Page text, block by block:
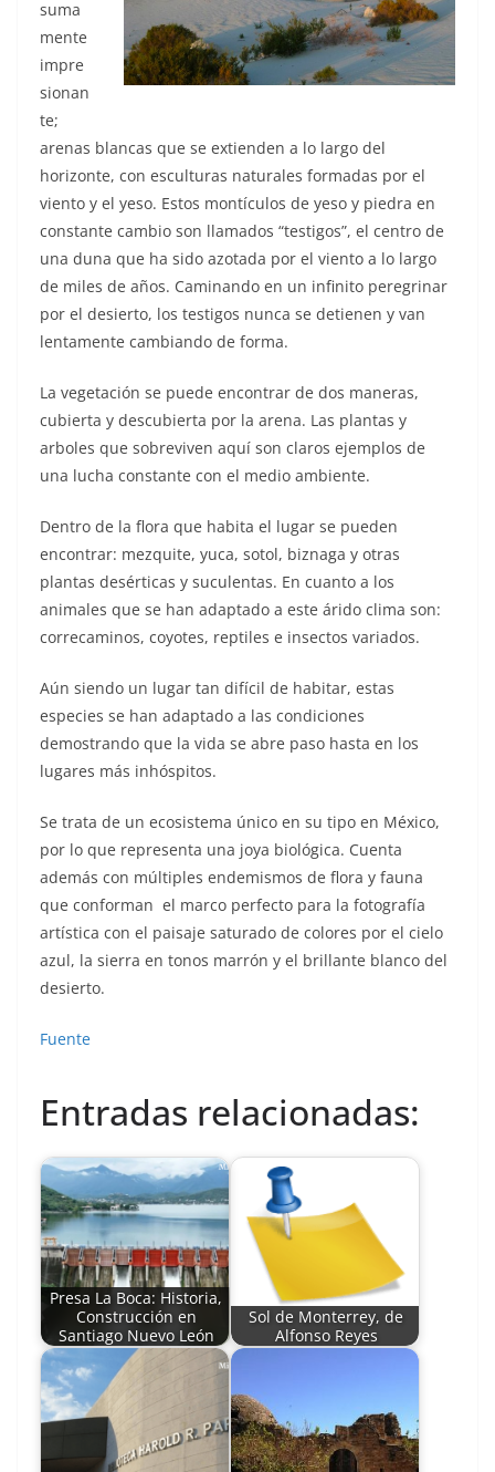
suma
mente
impre
sionan
te;
arenas blancas que se extienden a lo largo del
horizonte, con esculturas naturales formadas por el
viento y el yeso. Estos montículos de yeso y piedra en
constante cambio son llamados “testigos”, el centro de
una duna que ha sido azotada por el viento a lo largo
de miles de años. Caminando en un infinito peregrinar
por el desierto, los testigos nunca se detienen y van
lentamente cambiando de forma.
La vegetación se puede encontrar de dos maneras,
cubierta y descubierta por la arena. Las plantas y
arboles que sobreviven aquí son claros ejemplos de
una lucha constante con el medio ambiente.
Dentro de la flora que habita el lugar se pueden
encontrar: mezquite, yuca, sotol, biznaga y otras
plantas desérticas y suculentas. En cuanto a los
animales que se han adaptado a este árido clima son:
correcaminos, coyotes, reptiles e insectos variados.
Aún siendo un lugar tan difícil de habitar, estas
especies se han adaptado a las condiciones
demostrando que la vida se abre paso hasta en los
lugares más inhóspitos.
Se trata de un ecosistema único en su tipo en México,
por lo que representa una joya biológica. Cuenta
además con múltiples endemismos de flora y fauna
que conforman el marco perfecto para la fotografía
artística con el paisaje saturado de colores por el cielo
azul, la sierra en tonos marrón y el brillante blanco del
desierto.
Fuente
Entradas relacionadas:
Presa La Boca: Historia,
Construcción en
Santiago Nuevo León
Sol de Monterrey, de
Alfonso Reyes